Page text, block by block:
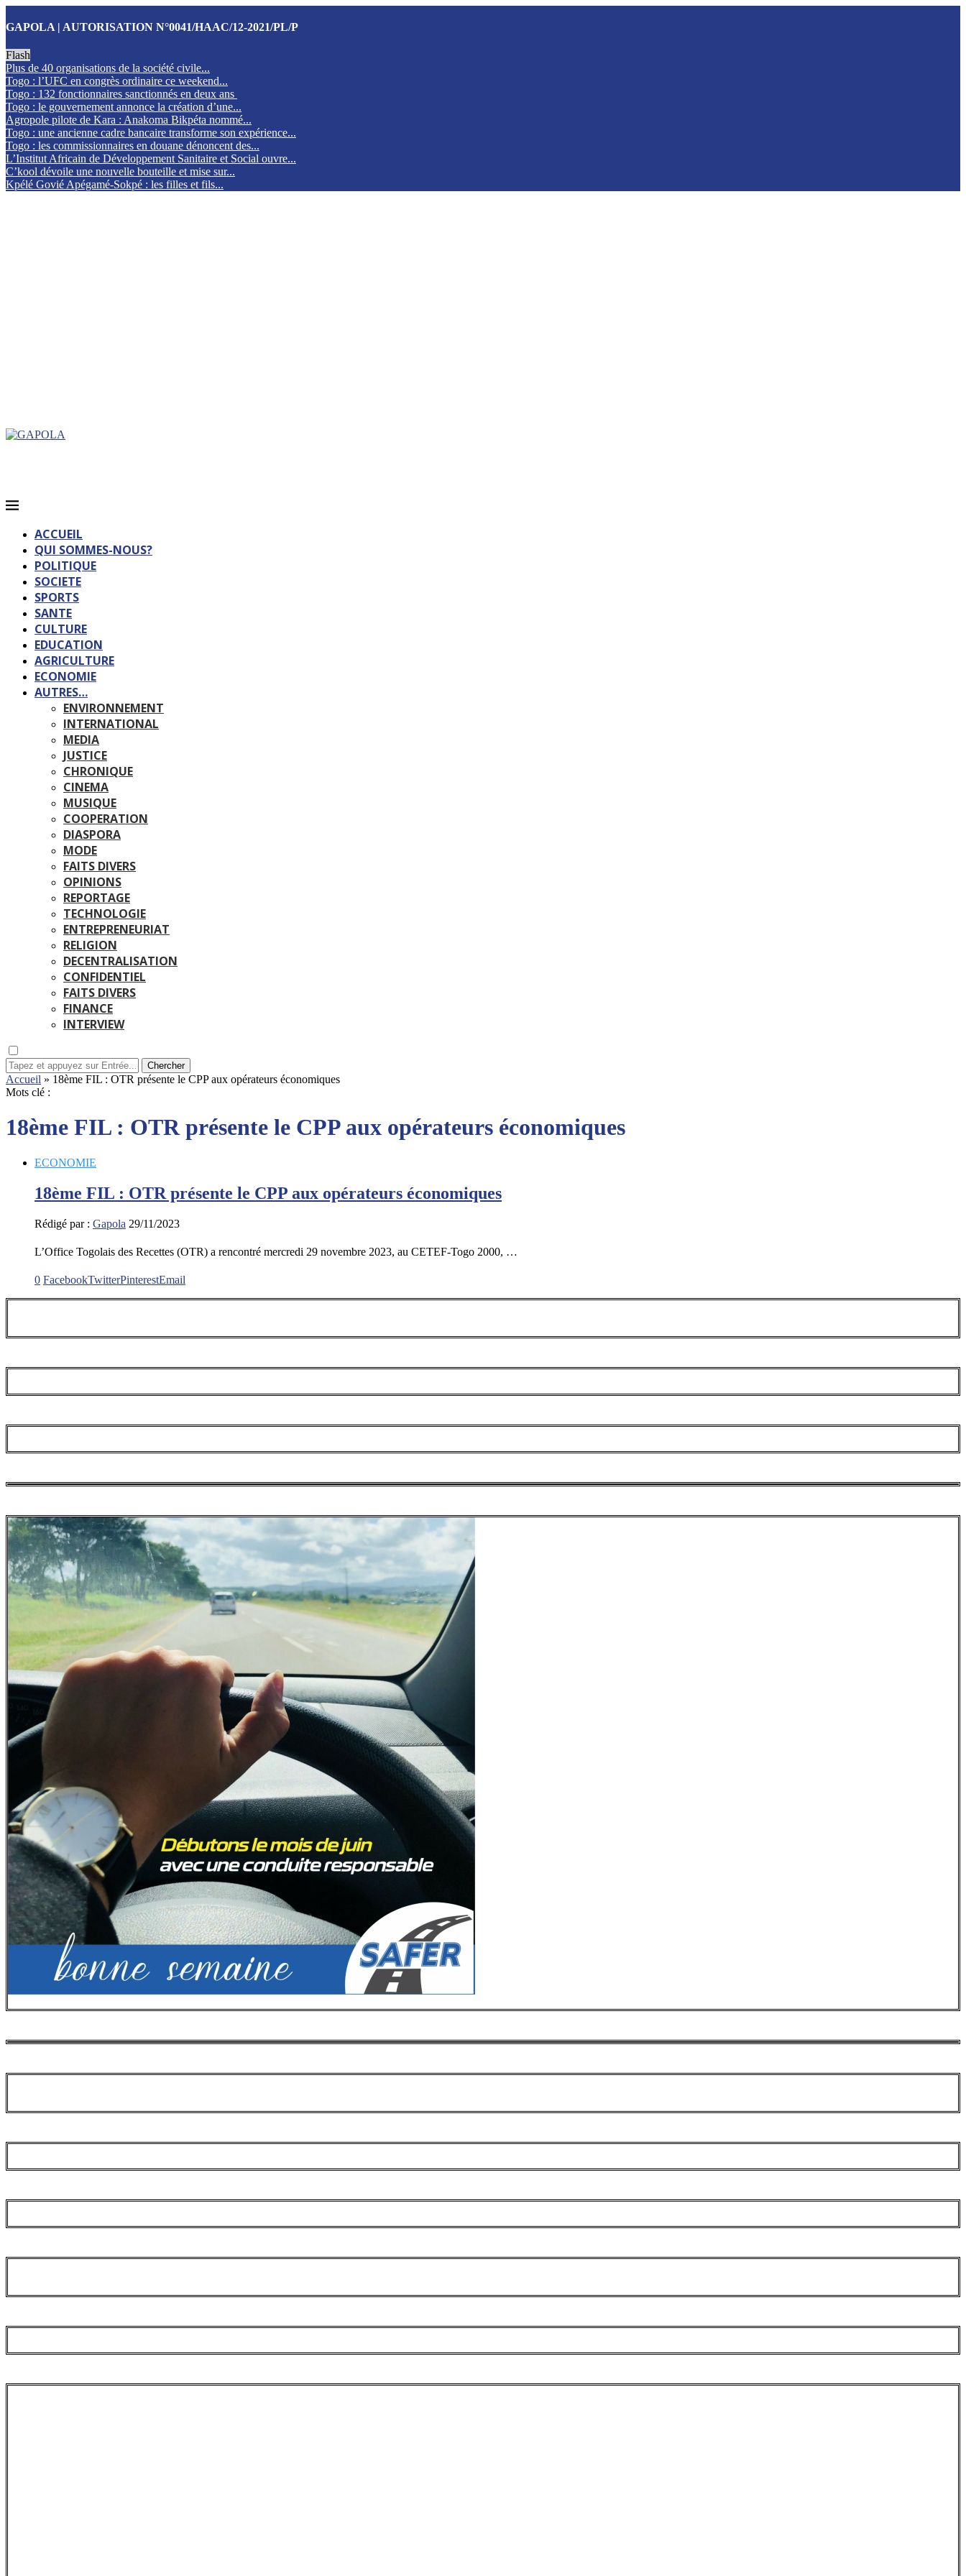
GAPOLA | AUTORISATION N°0041/HAAC/12-2021/PL/P
Flash
Plus de 40 organisations de la société civile...
Togo : l’UFC en congrès ordinaire ce weekend...
Togo : 132 fonctionnaires sanctionnés en deux ans
Togo : le gouvernement annonce la création d’une...
Agropole pilote de Kara : Anakoma Bikpéta nommé...
Togo : une ancienne cadre bancaire transforme son expérience...
Togo : les commissionnaires en douane dénoncent des...
L’Institut Africain de Développement Sanitaire et Social ouvre...
C’kool dévoile une nouvelle bouteille et mise sur...
Kpélé Govié Apégamé-Sokpé : les filles et fils...
ACCUEIL
QUI SOMMES-NOUS?
POLITIQUE
SOCIETE
SPORTS
SANTE
CULTURE
EDUCATION
AGRICULTURE
ECONOMIE
AUTRES…
ENVIRONNEMENT
INTERNATIONAL
MEDIA
JUSTICE
CHRONIQUE
CINEMA
MUSIQUE
COOPERATION
DIASPORA
MODE
FAITS DIVERS
OPINIONS
REPORTAGE
TECHNOLOGIE
ENTREPRENEURIAT
RELIGION
DECENTRALISATION
CONFIDENTIEL
FAITS DIVERS
FINANCE
INTERVIEW
Chercher
Accueil » 18ème FIL : OTR présente le CPP aux opérateurs économiques
Mots clé :
18ème FIL : OTR présente le CPP aux opérateurs économiques
ECONOMIE
18ème FIL : OTR présente le CPP aux opérateurs économiques
Rédigé par : Gapola 29/11/2023
L’Office Togolais des Recettes (OTR) a rencontré mercredi 29 novembre 2023, au CETEF-Togo 2000, …
0 FacebookTwitterPinterestEmail